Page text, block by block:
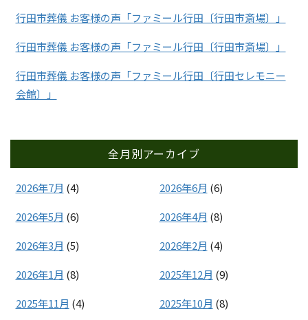
行田市葬儀 お客様の声「ファミール行田〔行田市斎場〕」
行田市葬儀 お客様の声「ファミール行田〔行田市斎場〕」
行田市葬儀 お客様の声「ファミール行田〔行田セレモニー
会館〕」
全月別アーカイブ
2026年7月 (4) 2026年6月 (6)
2026年5月 (6) 2026年4月 (8)
2026年3月 (5) 2026年2月 (4)
2026年1月 (8) 2025年12月 (9)
2025年11月 (4) 2025年10月 (8)